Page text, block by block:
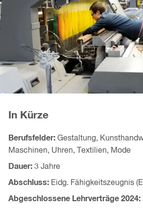
In Kürze
Berufsfelder Gestaltung,
Maschinen, Uhren, Textilien, Mode
Dauer 3 Jahre
Abschluss
Eidg. Fähigkeitszeugnis
Abgeschlossene Lehrverträge 2024